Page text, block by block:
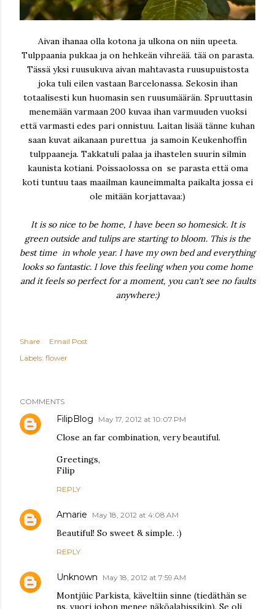
Aivan ihanaa olla kotona ja ulkona on niin upeeta.
Tulppaania pukkaa ja on hehkeän vihreää. tää on parasta.
Tässä yksi ruusukuva aivan mahtavasta ruusupuistosta
joka tuli eilen vastaan Barcelonassa. Sekosin ihan
totaalisesti kun huomasin sen ruusumäärän. Spruuttasin
menemään varmaan 200 kuvaa ihan varmuuden vuoksi
että varmasti edes pari onnistuu. Laitan lisää tänne kuhan
saan kuvat aikanaan purettua ja samoin Keukenhoffin
tulppaaneja. Takkatuli palaa ja ihastelen suurin silmin
kaunista kotiani. Poissaolossa on se parasta että oma
koti tuntuu taas maailman kauneimmalta paikalta jossa ei
ole mitään korjattavaa:)
It is so nice to be home, I have been so homesick. It is
green outside and tulips are starting to bloom. This is the
best time in whole year. I have my own bed and everything
looks so fantastic. I love this feeling when you come home
and it feels so perfect for a moment, you can't see no faults
anywhere:)
Share
Email Post
Labels: flower
COMMENTS
FilipBlog May 17, 2012 at 10:07 PM
Close an far combination, very beautiful.
Greetings,
Filip
REPLY
Amarie May 18, 2012 at 4:08 AM
Beautiful! So sweet & simple. :)
REPLY
Unknown May 18, 2012 at 7:59 AM
Montjüic Parkista, käveltiin sinne (tiedäthän se
ns. vuori johon menee näköalahissikin). Se oli